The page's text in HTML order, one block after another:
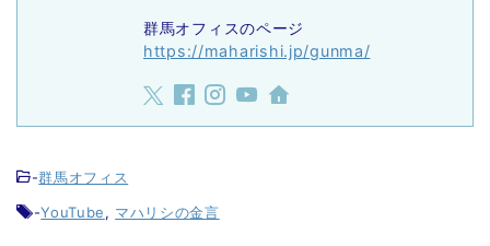
群馬オフィスのページ
https://maharishi.jp/gunma/
-群馬オフィス
-YouTube, マハリシの金言